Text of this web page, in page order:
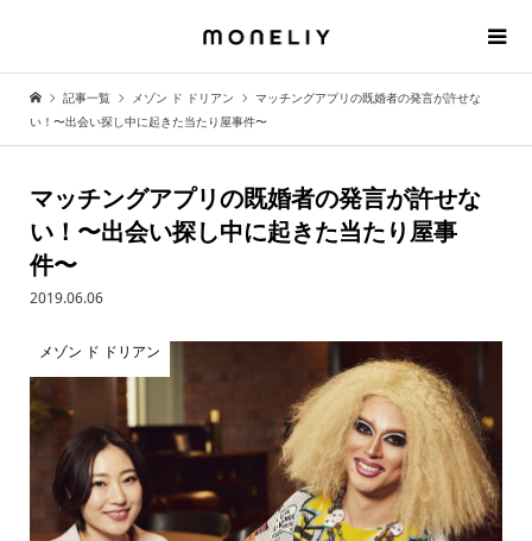
記事一覧 メゾン ド ドリアン
マッチングアプリの既婚者の発言が許せな
い！〜出会い探し中に起きた当たり屋事件〜
マッチングアプリの既婚者の発言が許せな
い！〜出会い探し中に起きた当たり屋事
件〜
2019.06.06
メゾン ド ドリアン